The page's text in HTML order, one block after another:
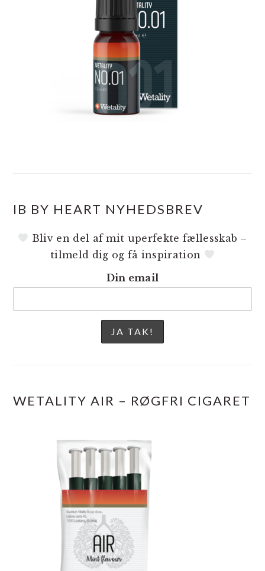
IB BY HEART NYHEDSBREV
Bliv en del af mit uperfekte fællesskab –
tilmeld dig og få inspiration
Din email
WETALITY AIR – RØGFRI CIGARET